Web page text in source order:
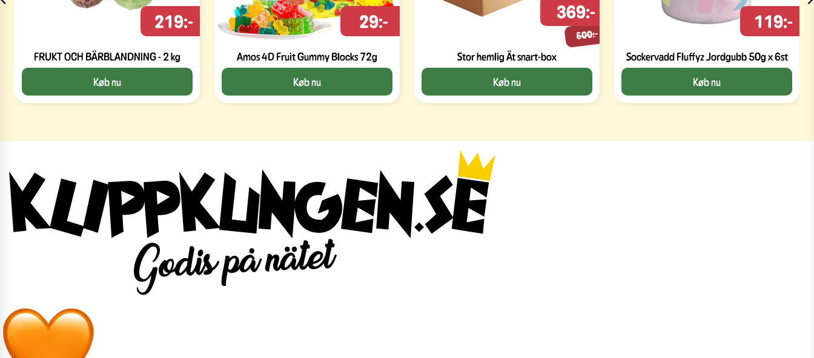
FRUKT OCH BÄRBLANDNING - 2 kg
219:-
Køb nu
Amos 4D Fruit Gummy Blocks 72g
29:-
Køb nu
Stor hemlig Ät snart-box
500:-
369:-
Køb nu
Sockervadd Fluffyz Jordgubb 50g x 6st
119:-
Køb nu